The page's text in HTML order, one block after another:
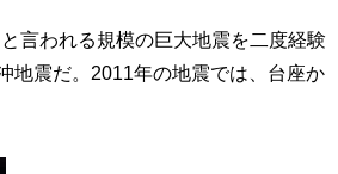
言われる規模の巨大地震を二度経験
地震だ。2011年の地震では、台座か